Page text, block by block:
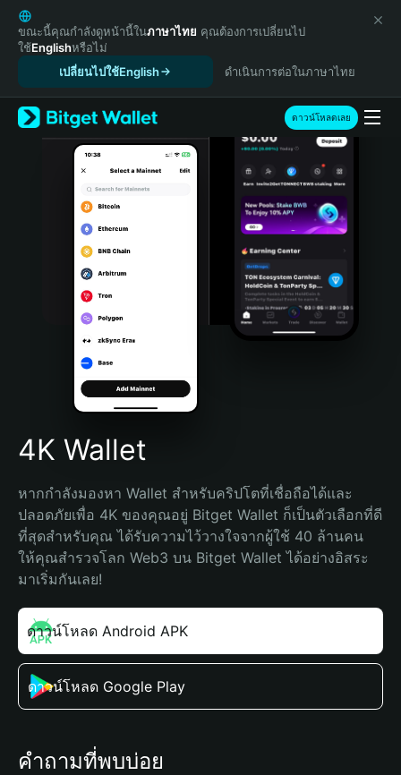
English
日本語
Tiếng Việt
Español (Latinoamérica)
Türkçe
Italiano
Português (Portugal)
Bahasa Indonesia
Português (Brasil)
Español (Argentina)
ขณะนี้คุณกำลังดูหน้านี้ในภาษาไทย คุณต้องการเปลี่ยนไป
ใช้Englishหรือไม่
เปลี่ยนไปใช้English
ดำเนินการต่อในภาษาไทย
ดาวน์โหลดเลย
4K Wallet
หากกำลังมองหา Wallet สำหรับคริปโตที่เชื่อถือได้และ
ปลอดภัยเพื่อ 4K ของคุณอยู่ Bitget Wallet ก็เป็นตัวเลือกที่ดี
ที่สุดสำหรับคุณ ได้รับความไว้วางใจจากผู้ใช้ 40 ล้านคน
ให้คุณสำรวจโลก Web3 บน Bitget Wallet ได้อย่างอิสระ
มาเริ่มกันเลย!
ดาวน์โหลด Android APK
ดาวน์โหลด Google Play
คำถามที่พบบ่อย